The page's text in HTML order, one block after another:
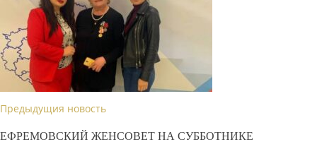
Предыдущия новость
ЕФРЕМОВСКИЙ ЖЕНСОВЕТ НА СУББОТНИКЕ